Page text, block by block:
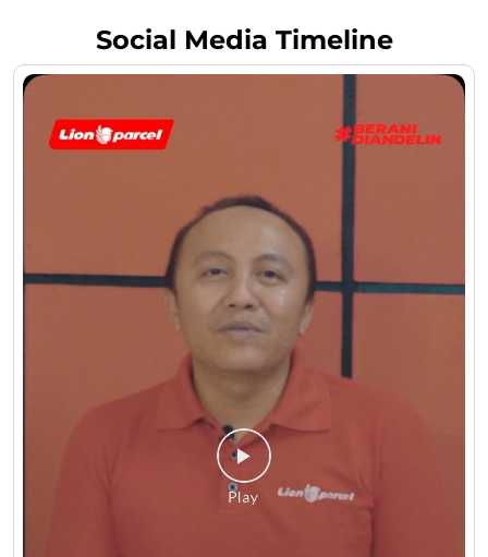
Social Media Timeline